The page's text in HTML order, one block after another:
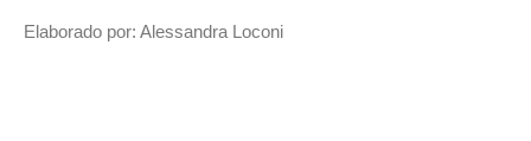
Elaborado por: Alessandra Loconi